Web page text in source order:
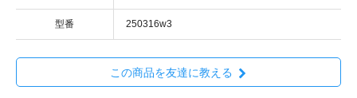
型番 250316w3
この商品を友達に教える